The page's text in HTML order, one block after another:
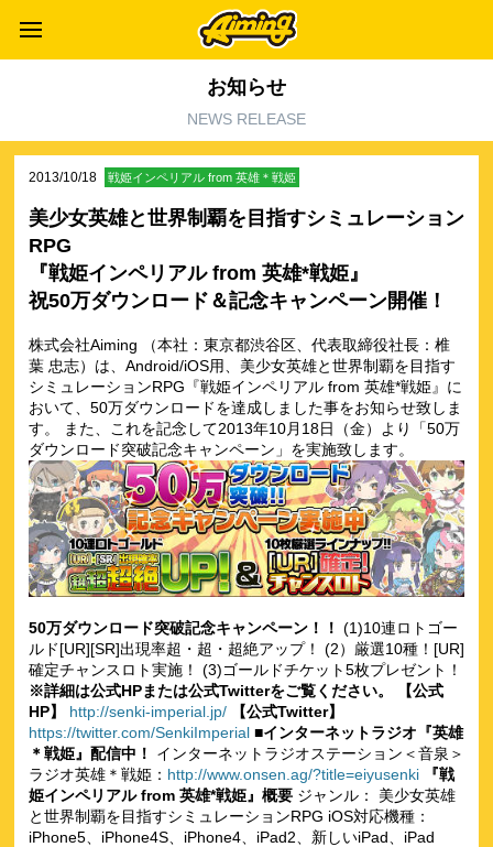
お知らせ
NEWS RELEASE
2013/10/18 戦姫インペリアル from 英雄＊戦姫
美少女英雄と世界制覇を目指すシミュレーション
RPG
『戦姫インペリアル from 英雄*戦姫』
祝50万ダウンロード＆記念キャンペーン開催！
株式会社Aiming （本社：東京都渋谷区、代表取締役社長：椎
葉 忠志）は、Android/iOS用、美少女英雄と世界制覇を目指す
シミュレーションRPG『戦姫インペリアル from 英雄*戦姫』に
おいて、50万ダウンロードを達成しました事をお知らせ致しま
す。 また、これを記念して2013年10月18日（金）より「50万
ダウンロード突破記念キャンペーン」を実施致します。
50万ダウンロード突破記念キャンペーン！！ (1)10連ロトゴー
ルド[UR][SR]出現率超・超・超絶アップ！ (2）厳選10種！[UR]
確定チャンスロト実施！ (3)ゴールドチケット5枚プレゼント！
※詳細は公式HPまたは公式Twitterをご覧ください。
【公式
HP】
http://senki-imperial.jp/
【公式Twitter】
https://twitter.com/SenkiImperial ■インターネットラジオ『英雄
＊戦姫』配信中！
インターネットラジオステーション＜音泉＞
ラジオ英雄＊戦姫： http://www.onsen.ag/?title=eiyusenki
『戦
姫インペリアル from 英雄*戦姫』概要 ジャンル： 美少女英雄
と世界制覇を目指すシミュレーションRPG iOS対応機種：
iPhone5、iPhone4S、iPhone4、iPad2、新しいiPad、iPad